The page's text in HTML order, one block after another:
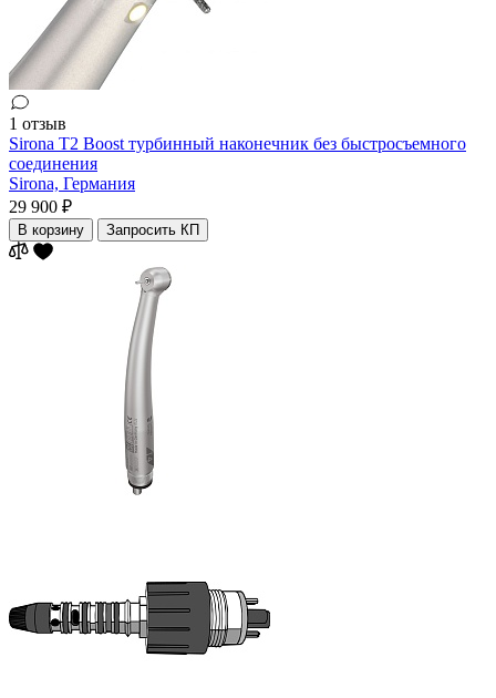
1 отзыв
Sirona T2 Boost турбинный наконечник без быстросъемного
соединения
Sirona, Германия
29 900 ₽
В корзину Запросить КП